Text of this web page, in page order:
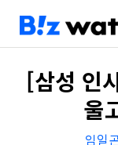
[삼성 인
울
임일